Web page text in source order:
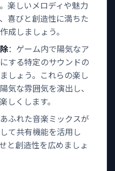
楽しいメロディや魅力
喜びと創造性に満ちた
成しましょう。
：ゲーム内で陽気なア
する特定のサウンドの
しょう。これらの楽し
気な雰囲気を演出し、
しくします。
ふれた音楽ミックスが
て共有機能を活用し
と創造性を広めましょ